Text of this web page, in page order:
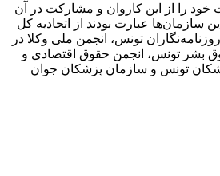
را از این کاروان و مشارکت در آن
سازمان‌ها عبارت بودند از اتحادیه کل
تونس، انجمن ملی وکلا در
بشر تونس، انجمن حقوق اقتصادی و
تونس و سازمان پزشکان جوان